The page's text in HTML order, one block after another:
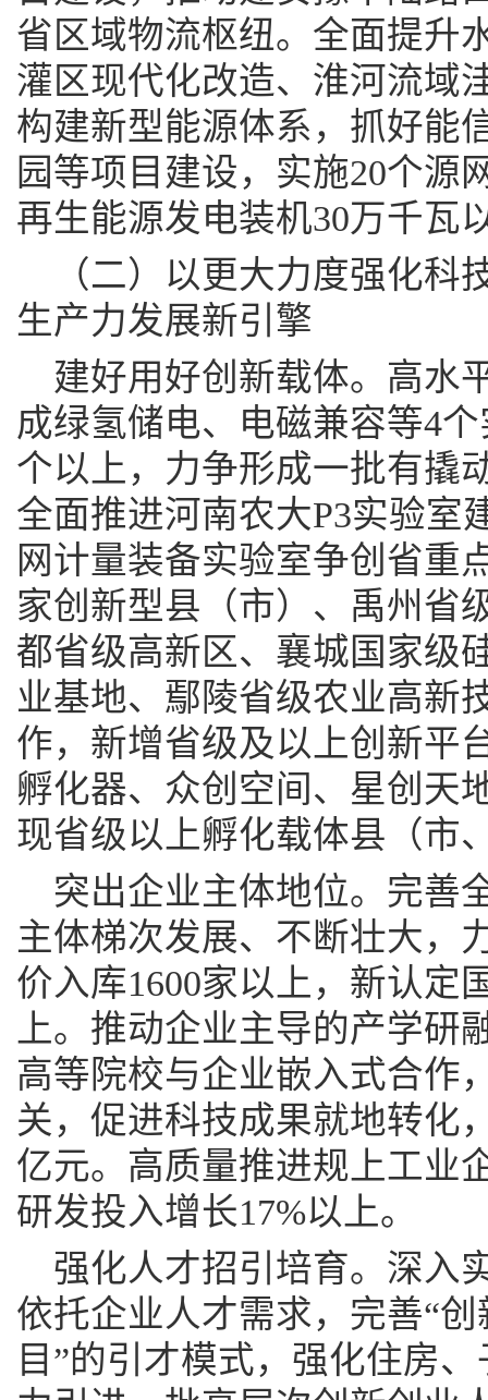
省区域物流枢纽。全面提升
灌区现代化改造、淮河流域
构建新型能源体系，抓好能
园等项目建设，实施20个源
再生能源发电装机30万千瓦
（二）以更大力度强化
生产力发展新引擎
建好用好创新载体。高水
成绿氢储电、电磁兼容等4
个以上，力争形成一批有撬
全面推进河南农大P3实验室
网计量装备实验室争创省重
家创新型县（市）、禹州省
都省级高新区、襄城国家级
业基地、鄢陵省级农业高新
作，新增省级及以上创新平
孵化器、众创空间、星创天
现省级以上孵化载体县（市
突出企业主体地位。完善
主体梯次发展、不断壮大，
价入库1600家以上，新认定
上。推动企业主导的产学研
高等院校与企业嵌入式合作
关，促进科技成果就地转化
亿元。高质量推进规上工业
研发投入增长17%以上。
强化人才招引培育。深入
依托企业人才需求，完善“
目”的引才模式，强化住房